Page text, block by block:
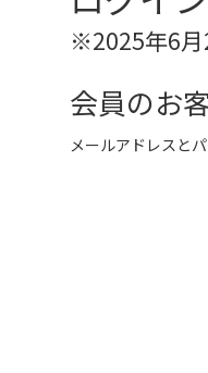
※2025年6月
会員のお
メールアドレスと